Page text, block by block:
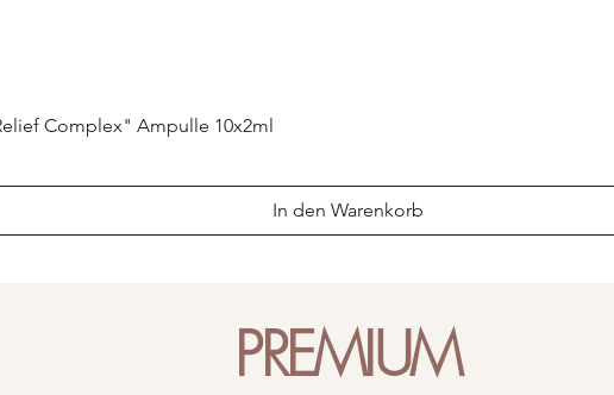
Complex" Ampulle 10x2ml
In den Warenkorb
PREMIUM